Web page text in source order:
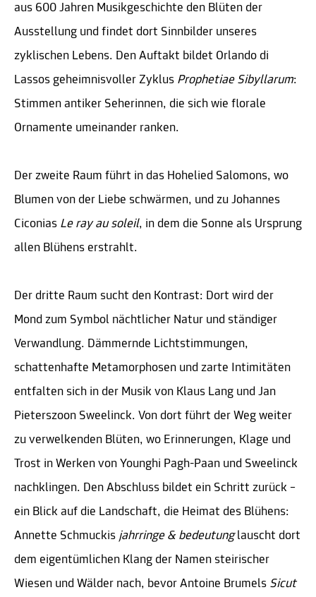
aus 600 Jahren Musikgeschichte den Blüten der
Ausstellung und findet dort Sinnbilder unseres
zyklischen Lebens. Den Auftakt bildet Orlando di
Lassos geheimnisvoller Zyklus Prophetiae Sibyllarum:
Stimmen antiker Seherinnen, die sich wie florale
Ornamente umeinander ranken.
Der zweite Raum führt in das Hohelied Salomons, wo
Blumen von der Liebe schwärmen, und zu Johannes
Ciconias Le ray au soleil, in dem die Sonne als Ursprung
allen Blühens erstrahlt.
Der dritte Raum sucht den Kontrast: Dort wird der
Mond zum Symbol nächtlicher Natur und ständiger
Verwandlung. Dämmernde Lichtstimmungen,
schattenhafte Metamorphosen und zarte Intimitäten
entfalten sich in der Musik von Klaus Lang und Jan
Pieterszoon Sweelinck. Von dort führt der Weg weiter
zu verwelkenden Blüten, wo Erinnerungen, Klage und
Trost in Werken von Younghi Pagh-Paan und Sweelinck
nachklingen. Den Abschluss bildet ein Schritt zurück –
ein Blick auf die Landschaft, die Heimat des Blühens:
Annette Schmuckis jahrringe & bedeutunglauscht dort
dem eigentümlichen Klang der Namen steirischer
Wiesen und Wälder nach, bevor Antoine Brumels Sicut